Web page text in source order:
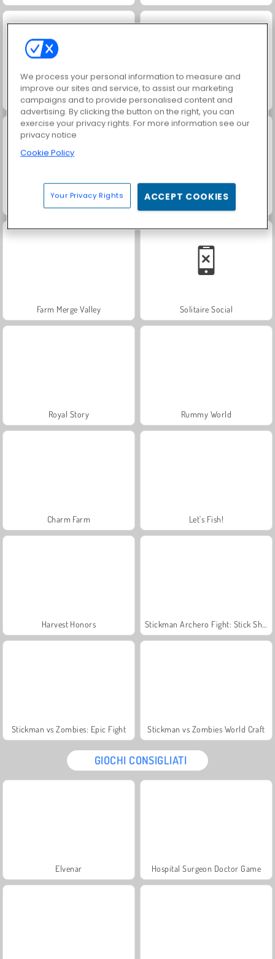
Scala 40 Heroes of Myths
Farm Merge Valley Solitaire Social
Royal Story Rummy World
Charm Farm Let's Fish!
Harvest Honors
Stickman vs Zombies: Epic Fight Stickman vs Zombies World Craft
GIOCHI CONSIGLIATI
Elvenar Hospital Surgeon Doctor Game
We process your personal information to measure and
improve our sites and service, to assist our marketing
campaigns and to provide personalised content and
advertising. By clicking the button on the right, you can
exercise your privacy rights. For more information see our
privacy notice
Cookie Policy
Your Privacy Rights ACCEPT COOKIES